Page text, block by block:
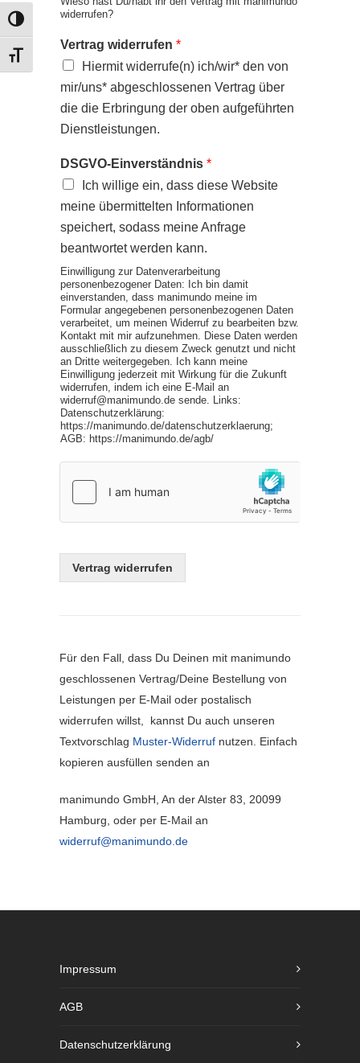
UMSCHALTEN AUF HOHE KONTRASTE
SCHRIFT VERGRÖSSERN
widerrufen?
Vertrag widerrufen *
Hiermit widerrufe(n) ich/wir* den von
mir/uns* abgeschlossenen Vertrag über
die die Erbringung der oben aufgeführten
Dienstleistungen.
DSGVO-Einverständnis *
Ich willige ein, dass diese Website
meine übermittelten Informationen
speichert, sodass meine Anfrage
beantwortet werden kann.
Einwilligung zur Datenverarbeitung
personenbezogener Daten: Ich bin damit
einverstanden, dass manimundo meine im
Formular angegebenen personenbezogenen Daten
verarbeitet, um meinen Widerruf zu bearbeiten bzw.
Kontakt mit mir aufzunehmen. Diese Daten werden
ausschließlich zu diesem Zweck genutzt und nicht
an Dritte weitergegeben. Ich kann meine
Einwilligung jederzeit mit Wirkung für die Zukunft
widerrufen, indem ich eine E-Mail an
widerruf@manimundo.de sende. Links:
Datenschutzerklärung:
https://manimundo.de/datenschutzerklaerung;
AGB: https://manimundo.de/agb/
Vertrag widerrufen
Für den Fall, dass Du Deinen mit manimundo
geschlossenen Vertrag/Deine Bestellung von
Leistungen per E-Mail oder postalisch
widerrufen willst, kannst Du auch unseren
Textvorschlag Muster-Widerruf nutzen. Einfach
kopieren ausfüllen senden an
manimundo GmbH, An der Alster 83, 20099
Hamburg, oder per E-Mail an
widerruf@manimundo.de
Impressum
AGB
Datenschutzerklärung